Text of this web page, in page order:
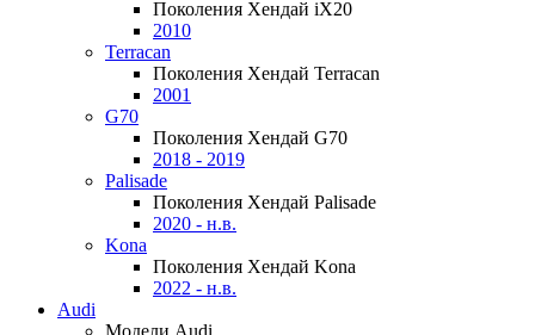
Поколения Хендай iX20
2010
Terracan
Поколения Хендай Terracan
2001
G70
Поколения Хендай G70
2018 - 2019
Palisade
Поколения Хендай Palisade
2020 - н.в.
Kona
Поколения Хендай Kona
2022 - н.в.
Audi
Модели Audi